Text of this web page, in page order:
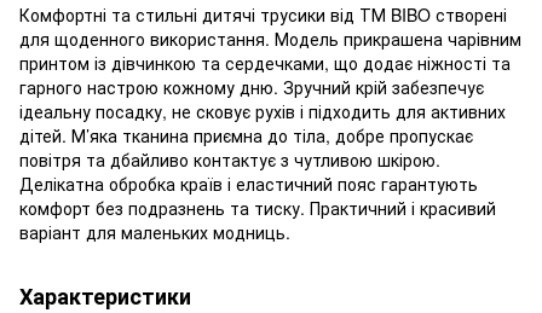
Комфортні та стильні дитячі трусики від ТМ BIBO створені
для щоденного використання. Модель прикрашена чарівним
принтом із дівчинкою та сердечками, що додає ніжності та
гарного настрою кожному дню. Зручний крій забезпечує
ідеальну посадку, не сковує рухів і підходить для активних
дітей. М’яка тканина приємна до тіла, добре пропускає
повітря та дбайливо контактує з чутливою шкірою.
Делікатна обробка країв і еластичний пояс гарантують
комфорт без подразнень та тиску. Практичний і красивий
варіант для маленьких модниць.
Характеристики